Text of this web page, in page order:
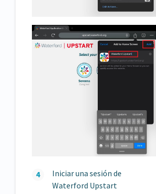
Iniciar una sesión de
Waterford Upstart